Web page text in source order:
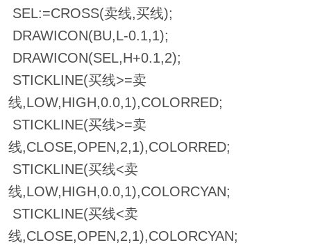
SEL:=CROSS(卖线,买线);
DRAWICON(BU,L-0.1,1);
DRAWICON(SEL,H+0.1,2);
STICKLINE(买线>=卖
线,LOW,HIGH,0.0,1),COLORRED;
STICKLINE(买线>=卖
线,CLOSE,OPEN,2,1),COLORRED;
STICKLINE(买线<卖
线,LOW,HIGH,0.0,1),COLORCYAN;
STICKLINE(买线<卖
线,CLOSE,OPEN,2,1),COLORCYAN;